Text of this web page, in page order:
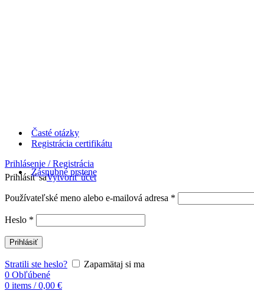
Časté otázky
Registrácia certifikátu
Prihlásenie / Registrácia
Prihlásiť saVytvoriť účet
Používateľské meno alebo e-mailová adresa *
Heslo *
Prihlásiť
Stratili ste heslo?
Zapamätaj si ma
0 Obľúbené
0 items / 0,00 €
Zásnubné prstene